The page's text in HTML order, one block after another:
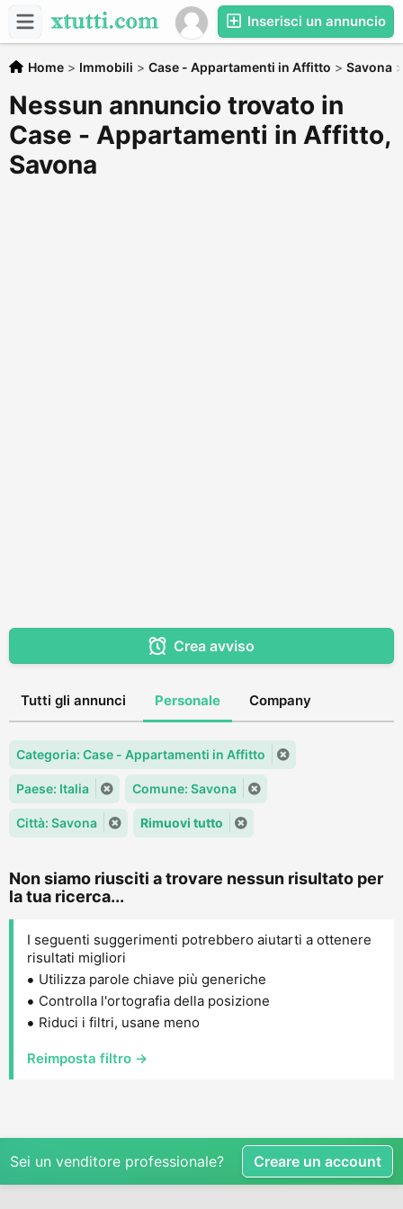
Inserisci un annuncio
Home > Immobili > Case - Appartamenti in Affitto > Savona
Nessun annuncio trovato in
Case - Appartamenti in Affitto,
Savona
Crea avviso
Tutti gli annunci Personale Company
Categoria: Case - Appartamenti in Affitto
Paese: Italia Comune: Savona
Città: Savona Rimuovi tutto
Non siamo riusciti a trovare nessun risultato per
la tua ricerca...
I seguenti suggerimenti potrebbero aiutarti a ottenere
risultati migliori
Utilizza parole chiave più generiche
Controlla l'ortografia della posizione
Riduci i filtri, usane meno
Reimposta filtro →
Sei un venditore professionale? Creare un account